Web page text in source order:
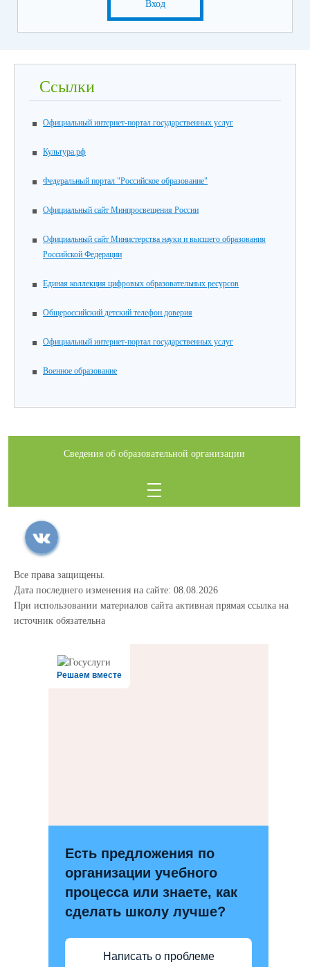
Вход
Ссылки
Официальный интернет-портал государственных услуг
Культура.рф
Федеральный портал "Российское образование"
Официальный сайт Минпросвещения России
Официальный сайт Министерства науки и высшего образования
Российской Федерации
Единая коллекция цифровых образовательных ресурсов
Общероссийский детский телефон доверия
Официальный интернет-портал государственных услуг
Военное образование
Сведения об образовательной организации
Все права защищены.
Дата последнего изменения на сайте: 08.08.2026
При использовании материалов сайта активная прямая ссылка на
источник обязательна
Решаем вместе
Есть предложения по
организации учебного
процесса или знаете, как
сделать школу лучше?
Написать о проблеме